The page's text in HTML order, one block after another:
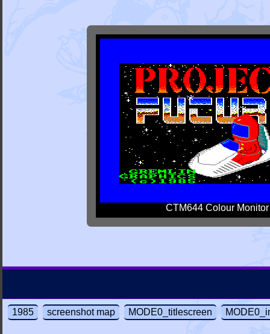
CTM644 Colour Monitor
1985 screenshot map MODE0_titlescreen